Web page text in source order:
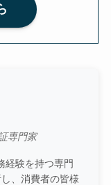
専門家
経験を持つ専門
、消費者の皆様